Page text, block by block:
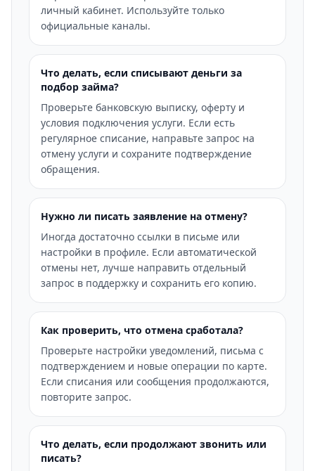
личный кабинет. Используйте только
официальные каналы.
Что делать, если списывают деньги за
подбор займа?
Проверьте банковскую выписку, оферту и
условия подключения услуги. Если есть
регулярное списание, направьте запрос на
отмену услуги и сохраните подтверждение
обращения.
Нужно ли писать заявление на отмену?
Иногда достаточно ссылки в письме или
настройки в профиле. Если автоматической
отмены нет, лучше направить отдельный
запрос в поддержку и сохранить его копию.
Как проверить, что отмена сработала?
Проверьте настройки уведомлений, письма с
подтверждением и новые операции по карте.
Если списания или сообщения продолжаются,
повторите запрос.
Что делать, если продолжают звонить или
писать?